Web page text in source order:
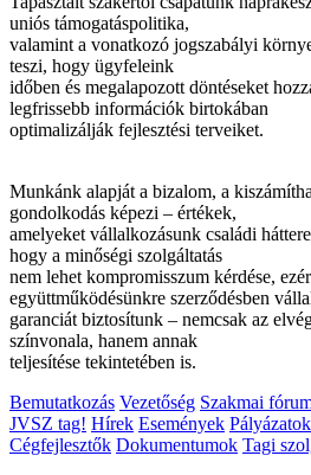
uniós támogatáspolitika,
valamint a vonatkozó jogszabályi
teszi, hogy ügyfeleink
időben és megalapozott döntéseket
legfrissebb információk birtokában
optimalizálják fejlesztési terveiket.
Munkánk alapját a bizalom, a
gondolkodás képezi – értékek,
amelyeket vállalkozásunk családi
hogy a minőségi szolgáltatás
nem lehet kompromisszum kérdése,
együttműködésünkre szerződésben
garanciát biztosítunk – nemcsak az
színvonala, hanem annak
teljesítése tekintetében is.
Bemutatkozás Vezetőség Szakmai
JVSZ tag! Hírek Események Pályázatok
Cégfejlesztők Dokumentumok Tagi